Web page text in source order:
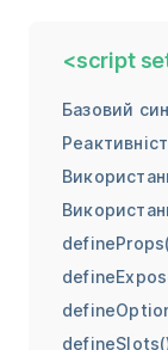
<script
Базовий